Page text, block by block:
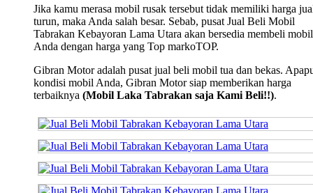
Jika kamu merasa mobil rusak tersebut tidak memiliki harga
turun, maka Anda salah besar. Sebab, pusat Jual Beli Mobil
Tabrakan Kebayoran Lama Utara akan bersedia membeli
Anda dengan harga yang Top markoTOP.
Gibran Motor adalah pusat jual beli mobil tua dan bekas.
kondisi mobil Anda, Gibran Motor siap memberikan harga
terbaiknya (Mobil Laka Tabrakan saja Kami Beli!!).